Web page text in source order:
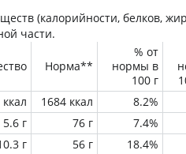
(калорийности, белков,
части.
Норма**
% от
нормы в
100 г
1684 ккал 8.2%
5.6 г 76 г 7.4%
г 56 г 18.4%